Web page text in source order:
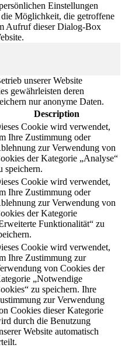
Einstellungen
die Möglichkeit, die getroffene
Aufruf dieser Dialog-Box
unserer Website
gewährleisten deren
nur anonyme Daten.
Description
Cookie wird verwendet,
Ihre Zustimmung oder
zur Verwendung von
der Kategorie „Analyse“
speichern.
Cookie wird verwendet,
Ihre Zustimmung oder
zur Verwendung von
der Kategorie
Funktionalität“ zu
Cookie wird verwendet,
Ihre Zustimmung zur
von Cookies der
„Notwendige
zu speichern. Ihre
zur Verwendung
Cookies dieser Kategorie
durch die Benutzung
Website automatisch